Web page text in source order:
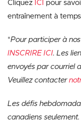
Cliquez ICI pour
entraînement à
*Pour participer à
INSCRIRE ICI. Les
envoyés par courriel
Veuillez contacter
Les défis
canadiens